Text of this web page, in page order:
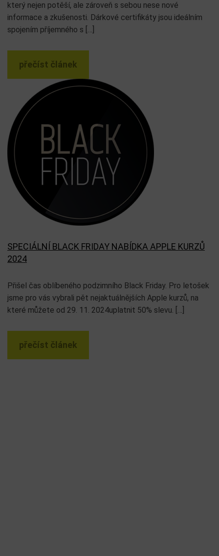
který nejen potěší, ale zároveň s sebou nese nové
informace a zkušenosti. Dárkové certifikáty jsou ideálním
spojením příjemného s […]
přečíst článek
SPECIÁLNÍ BLACK FRIDAY NABÍDKA APPLE KURZŮ
2024
Přišel čas oblíbeného podzimního Black Friday. Pro letošek
jsme pro vás vybrali pět nejaktuálnějších Apple kurzů, na
které můžete od 29. 11. 2024uplatnit 50% slevu. […]
přečíst článek